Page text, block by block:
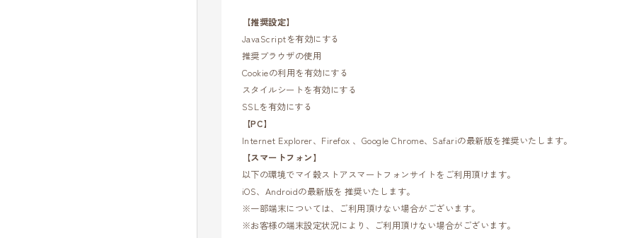
【推奨設定】
JavaScriptを有効にする
推奨ブラウザの使用
Cookieの利用を有効にする
スタイルシートを有効にする
SSLを有効にする
【PC】
Internet Explorer、Firefox 、Google Chrome、Safariの最新版を推奨いたします。
【スマートフォン】
以下の環境でマイ穀ストアスマートフォンサイトをご利用頂けます。
iOS、Androidの最新版を 推奨いたします。
※一部端末については、ご利用頂けない場合がございます。
※お客様の端末設定状況により、ご利用頂けない場合がございます。